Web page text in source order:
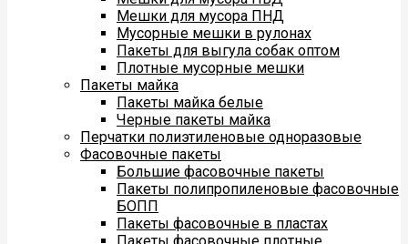
Мешки для мусора ПНД
Мусорные мешки в рулонах
Пакеты для выгула собак оптом
Плотные мусорные мешки
Пакеты майка
Пакеты майка белые
Черные пакеты майка
Перчатки полиэтиленовые одноразовые
Фасовочные пакеты
Большие фасовочные пакеты
Пакеты полипропиленовые фасовочные
БОПП
Пакеты фасовочные в пластах